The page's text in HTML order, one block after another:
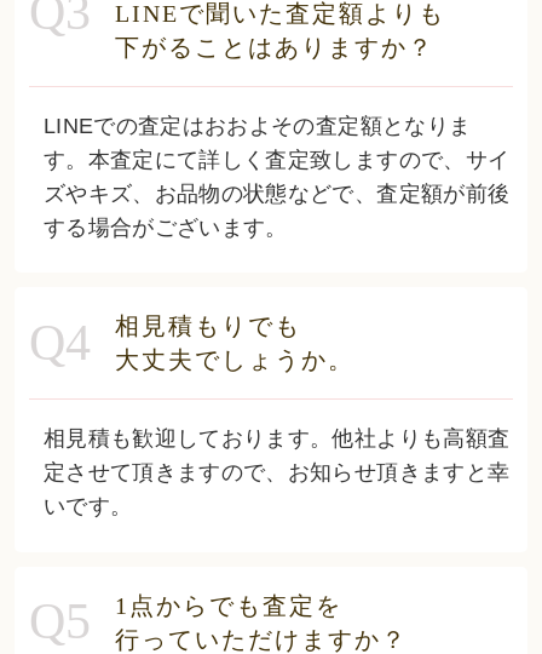
Q3
LINEで聞いた査定額よりも
下がることはありますか？
LINEでの査定はおおよその査定額となりま
す。本査定にて詳しく査定致しますので、サイ
ズやキズ、お品物の状態などで、査定額が前後
する場合がございます。
Q4
相見積もりでも
大丈夫でしょうか。
相見積も歓迎しております。他社よりも高額査
定させて頂きますので、お知らせ頂きますと幸
いです。
Q5
1点からでも査定を
行っていただけますか？